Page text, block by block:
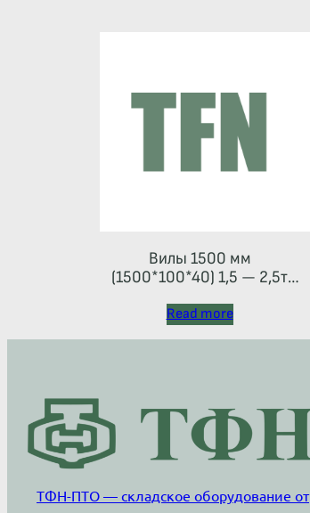
Вилы 1500 мм
(1500*100*40) 1,5 — 2,5т
Read more
ТФН-ПТО — складское оборудование от